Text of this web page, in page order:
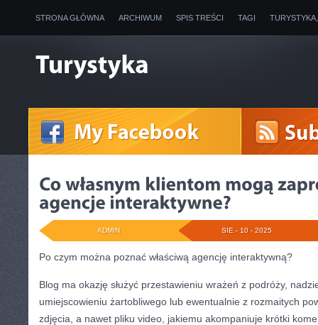
STRONA GŁÓWNA ARCHIWUM SPIS TREŚCI TAGI
SIE - 10 - 2025
ADMIN
Po czym można poznać właściwą agencję interaktywną?
Blog ma okazję służyć przestawieniu wrażeń z podróży,
umiejscowieniu żartobliwego lub ewentualnie z rozmaitych
zdjęcia, a nawet pliku video, jakiemu akompaniuje krótki